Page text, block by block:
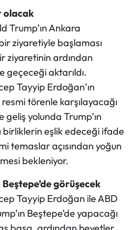
olacak
Trump’ın Ankara
ziyaretiyle başlaması
ziyaretinin ardından
geçeceği aktarıldı.
Tayyip Erdoğan’ın
resmi törenle karşılayacağı
geliş yolunda Trump’ın
birliklerin eşlik edeceği ifade
temaslar açısından yoğun
bekleniyor.
görüşecek
Tayyip Erdoğan ile ABD
Beştepe’de yapacağı